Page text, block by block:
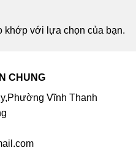
khớp với lựa chọn của bạn.
CHUNG
Vĩnh Thanh